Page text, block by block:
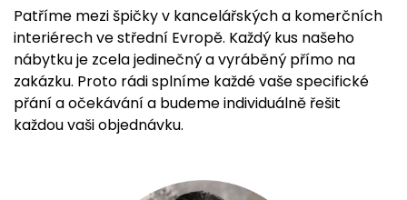
Patříme mezi špičky v kancelářských a komerčních
interiérech ve střední Evropě. Každý kus našeho
nábytku je zcela jedinečný a vyráběný přímo na
zakázku. Proto rádi splníme každé vaše specifické
přání a očekávání a budeme individuálně řešit
každou vaši objednávku.